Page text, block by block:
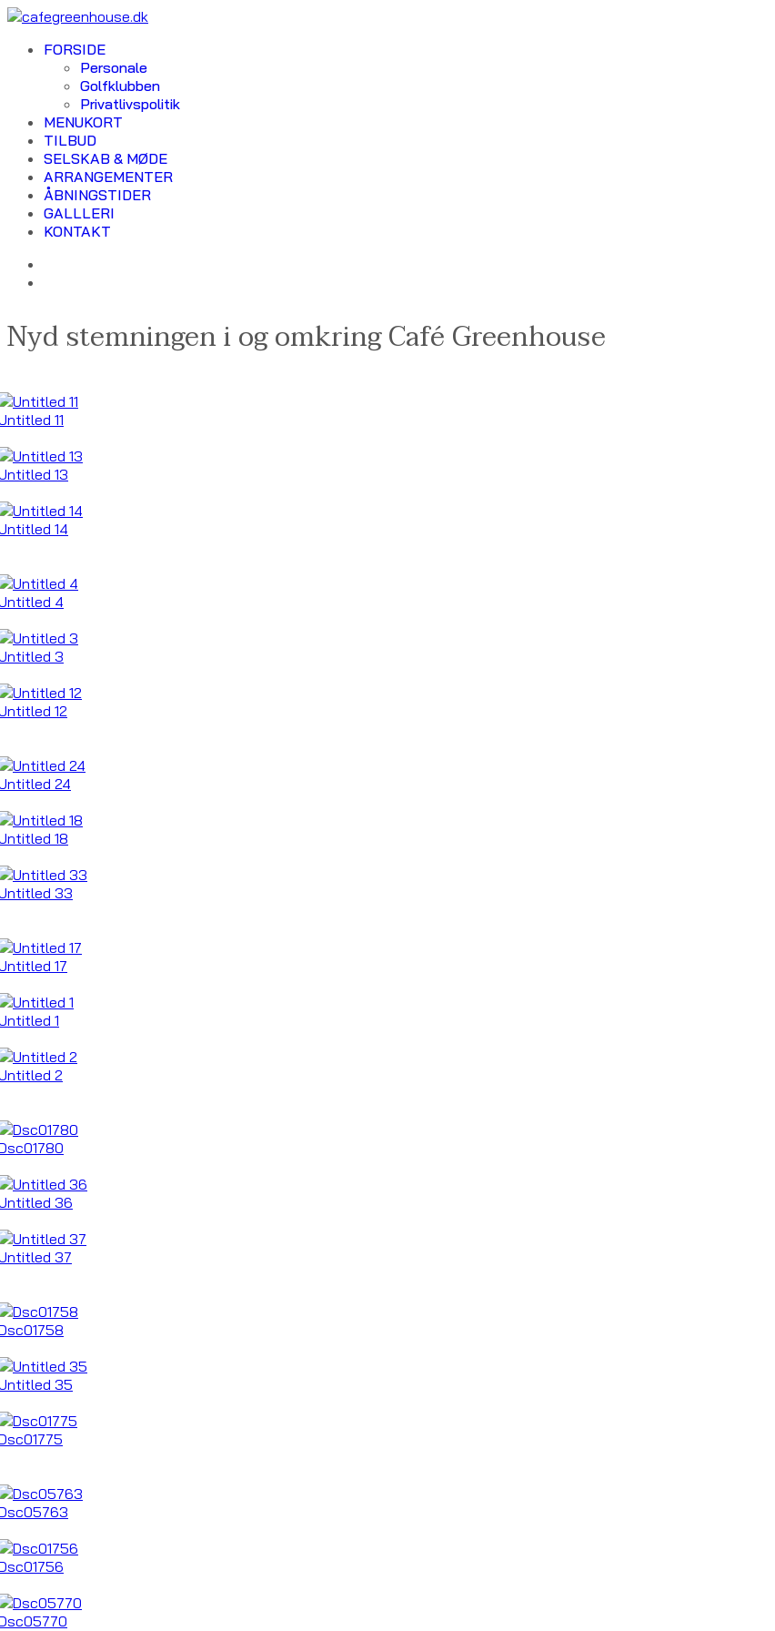
FORSIDE
Personale
Golfklubben
Privatlivspolitik
MENUKORT
TILBUD
SELSKAB & MØDE
ARRANGEMENTER
ÅBNINGSTIDER
GALLLERI
KONTAKT
Nyd stemningen i og omkring Café Greenhouse
11
13
14
4
3
12
24
18
33
17
1
2
36
37
35